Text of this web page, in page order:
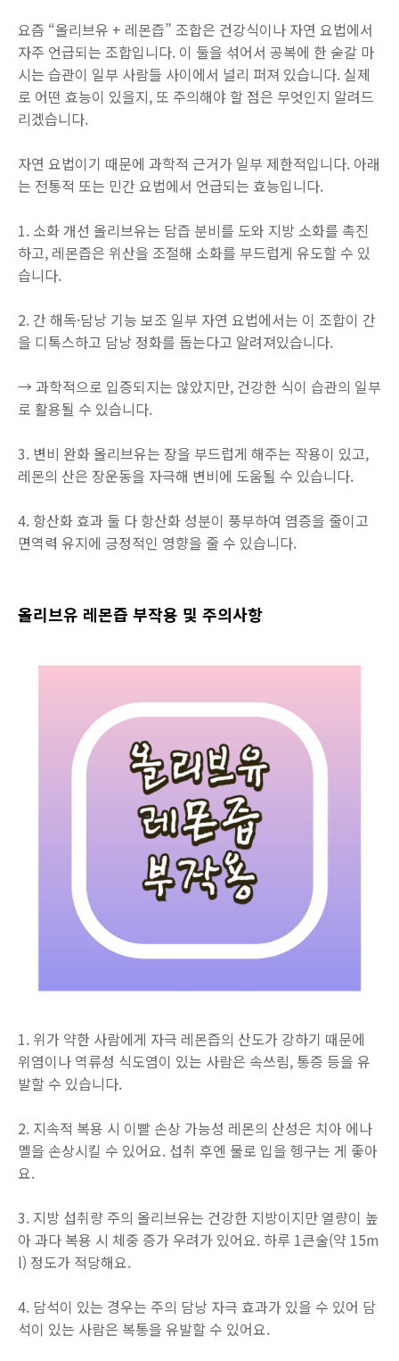
요즘 “올리브유 + 레몬즙” 조합은 건강식이나 자연 요법에서
자주 언급되는 조합입니다. 이 둘을 섞어서 공복에 한 숟갈 마
시는 습관이 일부 사람들 사이에서 널리 퍼져 있습니다. 실제
로 어떤 효능이 있을지, 또 주의해야 할 점은 무엇인지 알려드
리겠습니다.
자연 요법이기 때문에 과학적 근거가 일부 제한적입니다. 아래
는 전통적 또는 민간 요법에서 언급되는 효능입니다.
1. 소화 개선 올리브유는 담즙 분비를 도와 지방 소화를 촉진
하고, 레몬즙은 위산을 조절해 소화를 부드럽게 유도할 수 있
습니다.
2. 간 해독·담낭 기능 보조 일부 자연 요법에서는 이 조합이 간
을 디톡스하고 담낭 정화를 돕는다고 알려져있습니다.
→ 과학적으로 입증되지는 않았지만, 건강한 식이 습관의 일부
로 활용될 수 있습니다.
3. 변비 완화 올리브유는 장을 부드럽게 해주는 작용이 있고,
레몬의 산은 장운동을 자극해 변비에 도움될 수 있습니다.
4. 항산화 효과 둘 다 항산화 성분이 풍부하여 염증을 줄이고
면역력 유지에 긍정적인 영향을 줄 수 있습니다.
올리브유 레몬즙 부작용 및 주의사항
1. 위가 약한 사람에게 자극 레몬즙의 산도가 강하기 때문에
위염이나 역류성 식도염이 있는 사람은 속쓰림, 통증 등을 유
발할 수 있습니다.
2. 지속적 복용 시 이빨 손상 가능성 레몬의 산성은 치아 에나
멜을 손상시킬 수 있어요. 섭취 후엔 물로 입을 헹구는 게 좋아
요.
3. 지방 섭취량 주의 올리브유는 건강한 지방이지만 열량이 높
아 과다 복용 시 체중 증가 우려가 있어요. 하루 1큰술(약 15m
l) 정도가 적당해요.
4. 담석이 있는 경우는 주의 담낭 자극 효과가 있을 수 있어 담
석이 있는 사람은 복통을 유발할 수 있어요.